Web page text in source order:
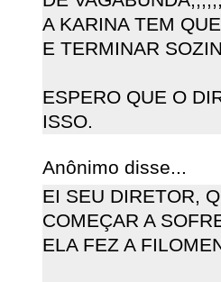
A KARINA TEM
E TERMINAR
ESPERO QUE O
ISSO.
Anônimo disse...
EI SEU DIRETOR,
COMEÇAR A
ELA FEZ A